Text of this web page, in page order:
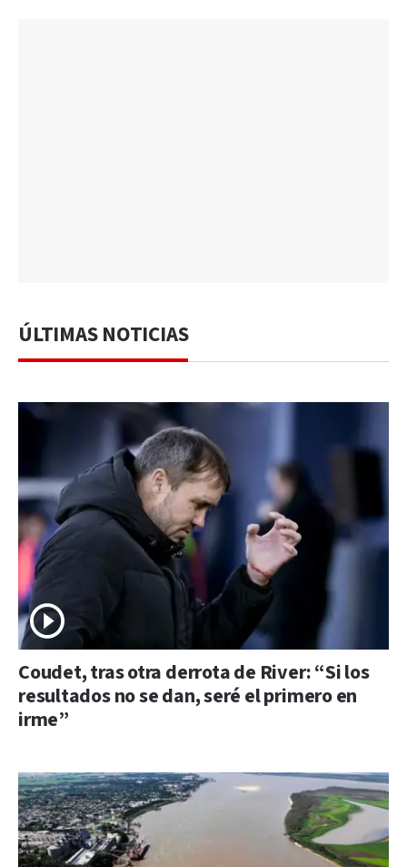
ÚLTIMAS NOTICIAS
Coudet, tras otra derrota de River: “Si los
resultados no se dan, seré el primero en
irme”